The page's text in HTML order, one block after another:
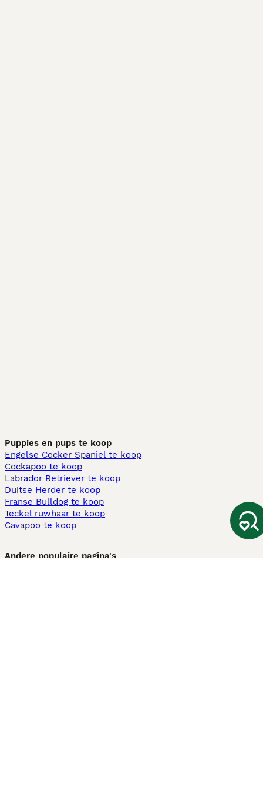
Puppies en pups te koop
Engelse Cocker Spaniel te koop
Cockapoo te koop
Labrador Retriever te koop
Duitse Herder te koop
Franse Bulldog te koop
Teckel ruwhaar te koop
Cavapoo te koop
Andere populaire pagina's